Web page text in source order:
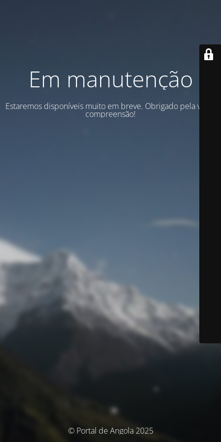
Em manutenção
Estaremos disponíveis muito em breve. Obrigado pela vossa
compreensão!
© Portal de Angola 2025